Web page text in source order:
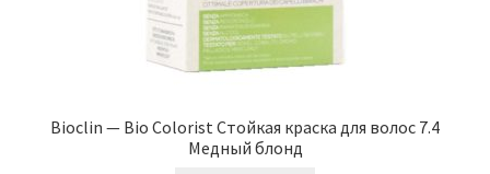
Bioclin — Bio Colorist Стойкая краска для волос 7.4
Медный блонд